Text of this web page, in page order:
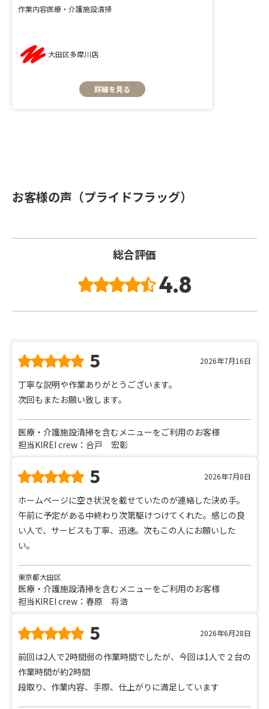
作業内容医療・介護施設清掃
大田区多摩川店
詳細を見る
お客様の声（プライドフラッグ）
総合評価
4.8
5 2026年7月16日
丁寧な説明や作業ありがとうございます。
次回もまたお願い致します。
医療・介護施設清掃を含むメニューをご利用のお客様
担当KIREI crew：合戸 宏彰
5 2026年7月8日
ホームページに空き状況を載せていたのが連絡した決め手。
午前に予定がある中終わり次第駆けつけてくれた。感じの良
い人で、サービスも丁寧、迅速。次もこの人にお願いした
い。
東京都大田区
医療・介護施設清掃を含むメニューをご利用のお客様
担当KIREI crew：春原 将浩
5 2026年6月28日
前回は2人で2時間弱の作業時間でしたが、今回は1人で２台の
作業時間が約2時間
段取り、作業内容、手際、仕上がりに満足しています